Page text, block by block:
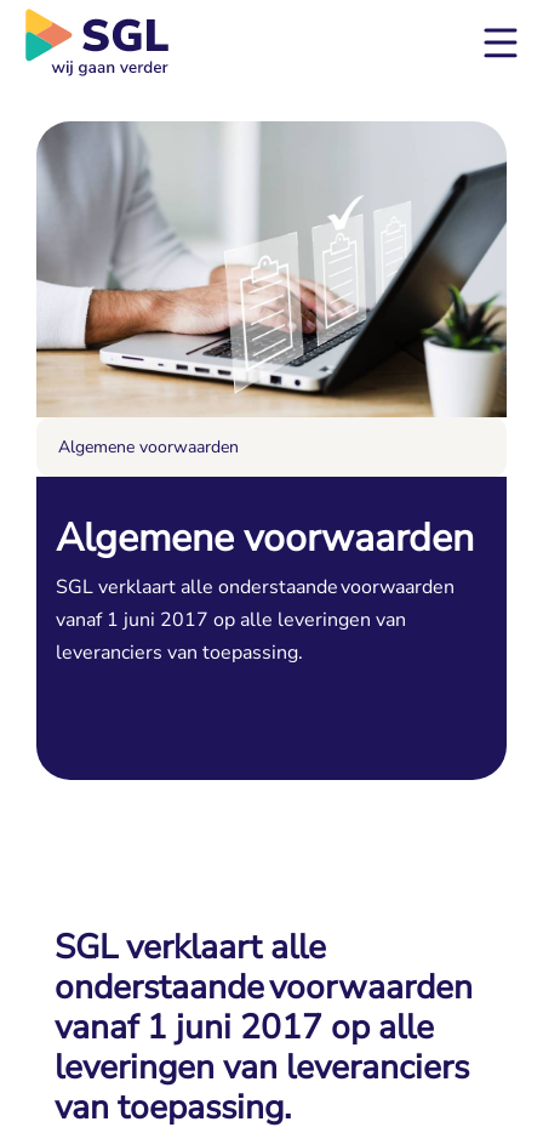
Algemene voorwaarden
SGL verklaart alle onderstaande voorwaarden
vanaf 1 juni 2017 op alle leveringen van
leveranciers van toepassing.
Algemene voorwaarden
SGL verklaart alle
onderstaande voorwaarden
vanaf 1 juni 2017 op alle
leveringen van leveranciers
van toepassing.